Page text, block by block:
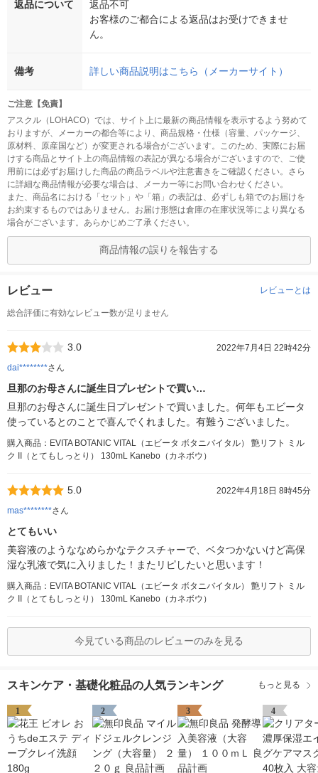
返品について
返品不可
お客様のご都合による返品はお受けできませ
ん。
備考 詳しい商品説明はこちら（メーカーサイト）
ご注意【免責】
アスクル（LOHACO）では、サイト上に最新の商品情報を表示するよう努めて
おりますが、メーカーの都合等により、商品規格・仕様（容量、パッケージ、
原材料、原産国など）が変更される場合がございます。このため、実際にお届
けする商品とサイト上の商品情報の表記が異なる場合がございますので、ご使
用前には必ずお届けした商品の商品ラベルや注意書きをご確認ください。さら
に詳細な商品情報が必要な場合は、メーカー等にお問い合わせください。
また、商品名における「セット」や「箱」の表記は、必ずしも箱でのお届けを
お約束するものではありません。お届け形態は倉庫の在庫状況等により異なる
場合がございます。あらかじめご了承ください。
商品情報の誤りを報告する
レビュー レビューとは
総合評価に有効なレビュー数が足りません
3.0
2022年7月4日 22時42分
dai********さん
旦那のお母さんに誕生日プレゼントで買い…
旦那のお母さんに誕生日プレゼントで買いました。何年もエビータ
使っているとのことで喜んでくれました。有難うございました。
購入商品：EVITA BOTANIC VITAL（エビータ ボタニバイタル） 艶リフト ミル
ク II（とてもしっとり） 130mL Kanebo（カネボウ）
5.0
2022年4月18日 8時45分
mas********さん
とてもいい
美容液のようななめらかなテクスチャーで、ベタつかないけど高保
湿な乳液で気に入りました！またリピしたいと思います！
購入商品：EVITA BOTANIC VITAL（エビータ ボタニバイタル） 艶リフト ミル
ク II（とてもしっとり） 130mL Kanebo（カネボウ）
今見ている商品のレビューのみを見る
スキンケア・基礎化粧品の人気ランキング もっと見る
1 2 3 4